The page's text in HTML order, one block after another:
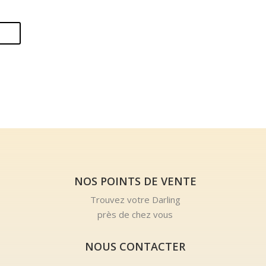
NOS POINTS DE VENTE
Trouvez votre Darling
près de chez vous
NOUS CONTACTER